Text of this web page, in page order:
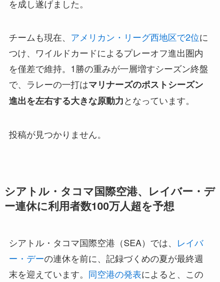
を成し遂げました。
チームも現在、 アメリカン・リーグ西地区で2位に
つけ、ワイルドカードによるプレーオフ進出圏内
を僅差で維持。1勝の重みが一層増すシーズン終盤
で、ラレーの一打はマリナーズのポストシーズン
進出を左右する大きな原動力となっています。
投稿が見つかりません。
シアトル・タコマ国際空港、レイバー・デ
ー連休に利用者数100万人超を予想
シアトル・タコマ国際空港（SEA）では、 レイバ
ー・デーの連休を前に、記録づくめの夏が最終週
末を迎えています。 同空港の発表によると、この